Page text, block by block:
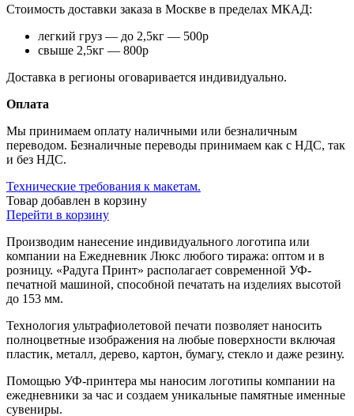
Стоимость доставки заказа в Москве в пределах МКАД:
легкий груз — до 2,5кг — 500р
свыше 2,5кг — 800р
Доставка в регионы оговаривается индивидуально.
Оплата
Мы принимаем оплату наличными или безналичным
переводом. Безналичные переводы принимаем как с НДС, так
и без НДС.
Технические требования к макетам.
Товар добавлен в корзину
Перейти в корзину
Производим нанесение индивидуального логотипа или
компании на Ежедневник Люкс любого тиража: оптом и в
розницу. «Радуга Принт» располагает современной УФ-
печатной машиной, способной печатать на изделиях высотой
до 153 мм.
Технология ультрафиолетовой печати позволяет наносить
полноцветные изображения на любые поверхности включая
пластик, металл, дерево, картон, бумагу, стекло и даже резину.
Помощью УФ-принтера мы наносим логотипы компании на
ежедневники за час и создаем уникальные памятные именные
сувениры.